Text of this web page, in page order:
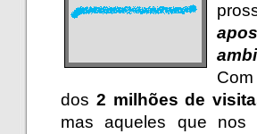
dos 2 milhões de
mas aqueles que nos